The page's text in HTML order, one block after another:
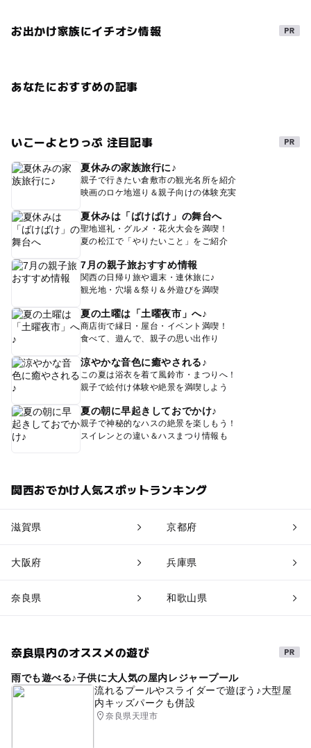
お出かけ家族にイチオシ情報
あなたにおすすめの記事
いこーよとりっぷ 注目記事
夏休みの家族旅行に♪
親子で行きたい倉敷市の観光名所を紹介
映画のロケ地巡り＆親子向けの体験充実
夏休みは「ばけばけ」の舞台へ
聖地巡礼・グルメ・花火大会を満喫！
夏の松江で「やりたいこと」をご紹介
7月の親子旅おすすめ情報
関西の日帰り旅や週末・連休旅に♪
観光地・穴場＆祭り＆外遊びを満喫
夏の土曜は「土曜夜市」へ♪
商店街で縁日・屋台・イベント満喫！
食べて、遊んで、親子の思い出作り
涼やかな音色に癒やされる♪
この夏は浴衣を着て風鈴市・まつりへ！
親子で絵付け体験や絶景を満喫しよう
夏の朝に早起きしておでかけ♪
親子で神秘的なハスの絶景を楽しもう！
スイレンとの違い＆ハスまつり情報も
関西おでかけ人気スポットランキング
滋賀県 京都府
大阪府 兵庫県
奈良県 和歌山県
奈良県内のオススメの遊び
雨でも遊べる♪子供に大人気の屋内レジャープール
流れるプールやスライダーで遊ぼう♪大型屋
内キッズパークも併設
奈良県天理市